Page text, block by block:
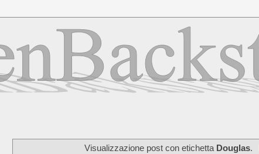
Visualizzazione post con etichetta Douglas.